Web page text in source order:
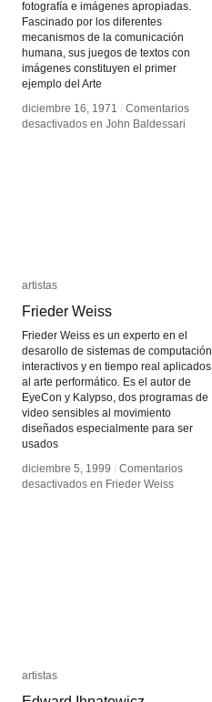
fotografía e imágenes apropiadas.
Fascinado por los diferentes
mecanismos de la comunicación
humana, sus juegos de textos con
imágenes constituyen el primer
ejemplo del Arte
diciembre 16, 1971 / Comentarios
desactivados en John Baldessari
diciembre 16, 1971 / Comentarios
desactivados en John Baldessari
artistas
Frieder Weiss
Frieder Weiss es un experto en el
desarollo de sistemas de computación
interactivos y en tiempo real aplicados
al arte performático. Es el autor de
EyeCon y Kalypso, dos programas de
video sensibles al movimiento
diseñados especialmente para ser
usados
diciembre 5, 1999 / Comentarios
desactivados en Frieder Weiss
artistas
Frieder Weiss
diciembre 5, 1999 / Comentarios
desactivados en Frieder Weiss
artistas
artistas